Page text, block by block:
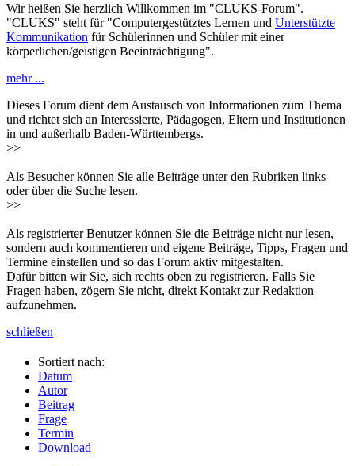
Wir heißen Sie herzlich Willkommen im "CLUKS-Forum".
"CLUKS" steht für "Computergestütztes Lernen und Unterstützte
Kommunikation für Schülerinnen und Schüler mit einer
körperlichen/geistigen Beeinträchtigung".
mehr ...
Dieses Forum dient dem Austausch von Informationen zum Thema
und richtet sich an Interessierte, Pädagogen, Eltern und Institutionen
in und außerhalb Baden-Württembergs.
>>
Als Besucher können Sie alle Beiträge unter den Rubriken links
oder über die Suche lesen.
>>
Als registrierter Benutzer können Sie die Beiträge nicht nur lesen,
sondern auch kommentieren und eigene Beiträge, Tipps, Fragen und
Termine einstellen und so das Forum aktiv mitgestalten.
Dafür bitten wir Sie, sich rechts oben zu registrieren. Falls Sie
Fragen haben, zögern Sie nicht, direkt Kontakt zur Redaktion
aufzunehmen.
schließen
Sortiert nach:
Datum
Autor
Beitrag
Frage
Termin
Download